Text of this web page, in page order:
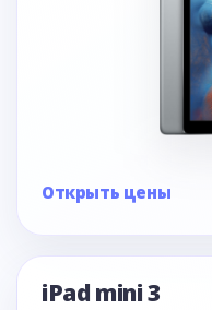
Открыть цены
iPad mini 3